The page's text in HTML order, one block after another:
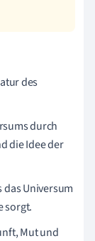
des
durch
die Idee der
das Universum
sorgt.
Mut und